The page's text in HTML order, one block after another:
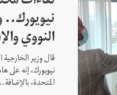
نيويورك..
النووي
قال وزير
نيويورك، إنه على
المتحدة،